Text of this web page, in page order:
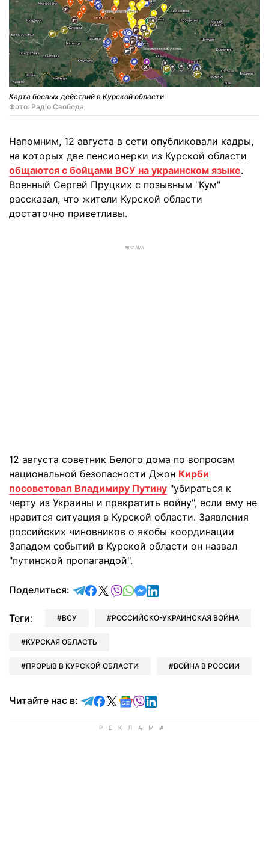
Карта боевых действий в Курской области
Фото: Радіо Свобода
Напомним, 12 августа в сети опубликовали кадры,
на которых две пенсионерки из Курской области
общаются с бойцами ВСУ на украинском языке.
Военный Сергей Пруцких с позывным "Кум"
рассказал, что жители Курской области
достаточно приветливы.
РЕКЛАМА
12 августа советник Белого дома по вопросам
национальной безопасности Джон Кирби
посоветовал Владимиру Путину "убираться к
черту из Украины и прекратить войну", если ему не
нравится ситуация в Курской области. Заявления
российских чиновников о якобы координации
Западом событий в Курской области он назвал
"путинской пропагандой".
Поделиться: отправить в Telegram
поделиться в Facebook
поделиться в X
отправить в Viber
отправить в Whatsapp
отправить в Messenger
отправить в LinkedIn
Теги: ВСУ РОССИЙСКО-УКРАИНСКАЯ ВОЙНА
КУРСКАЯ ОБЛАСТЬ
ПРОРЫВ В КУРСКОЙ ОБЛАСТИ ВОЙНА В РОССИИ
Читайте нас в: Читайте в Telegram
Читайте в Facebook
Читайте в X
Читайте в Google news
Читайте в Viber
Читайте в LinkedIn